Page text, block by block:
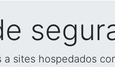
sites hospedados